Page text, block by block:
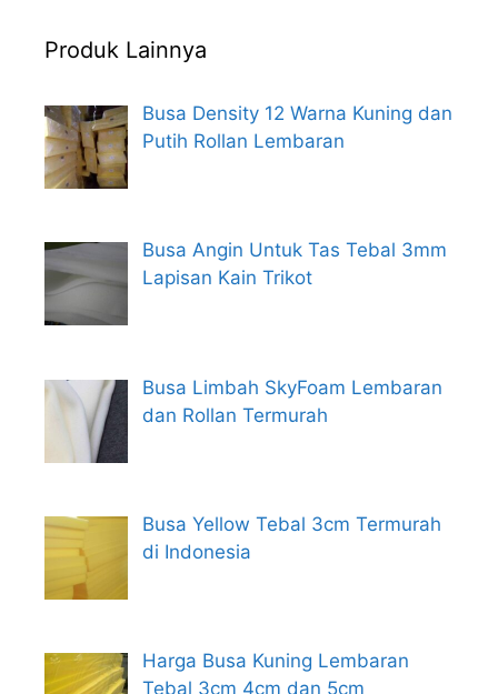
Produk Lainnya
Busa Density 12 Warna Kuning dan
Putih Rollan Lembaran
Busa Angin Untuk Tas Tebal 3mm
Lapisan Kain Trikot
Busa Limbah SkyFoam Lembaran
dan Rollan Termurah
Busa Yellow Tebal 3cm Termurah
di Indonesia
Harga Busa Kuning Lembaran
Tebal 3cm 4cm dan 5cm